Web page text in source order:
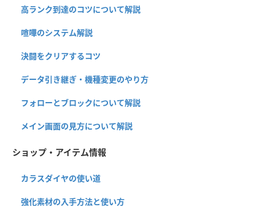
高ランク到達のコツについて解説
喧嘩のシステム解説
決闘をクリアするコツ
データ引き継ぎ・機種変更のやり方
フォローとブロックについて解説
メイン画面の見方について解説
ショップ・アイテム情報
カラスダイヤの使い道
強化素材の入手方法と使い方